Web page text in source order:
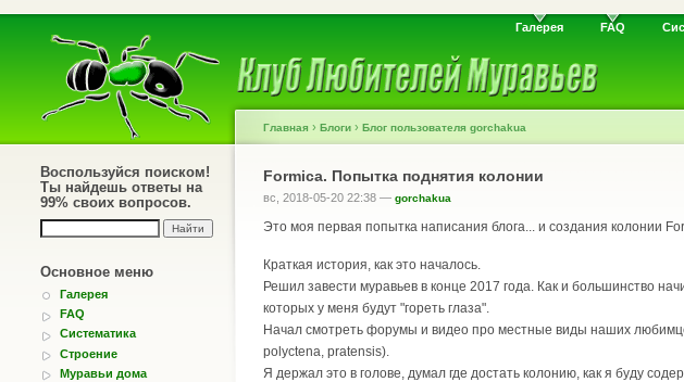
Галерея FAQ
Воспользуйся поиском!
Ты найдешь ответы на
99% своих вопросов.
Основное меню
Галерея
FAQ
Систематика
Строение
Муравьи дома
Главная › Блоги › Блог пользователя gorchakua
Formica. Попытка поднятия колонии
вс, 2018-05-20 22:38 — gorchakua
Это моя первая попытка написания блога... и создания колонии
Краткая история, как это началось.
Решил завести муравьев в конце 2017 года. Как и большинство
которых у меня будут "гореть глаза".
Начал смотреть форумы и видео про местные виды наших
polyctena, pratensis).
Я держал это в голове, думал где достать колонию, как я буду